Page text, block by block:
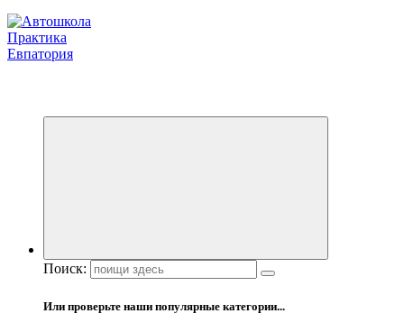
Поиск:
Или проверьте наши популярные категории...